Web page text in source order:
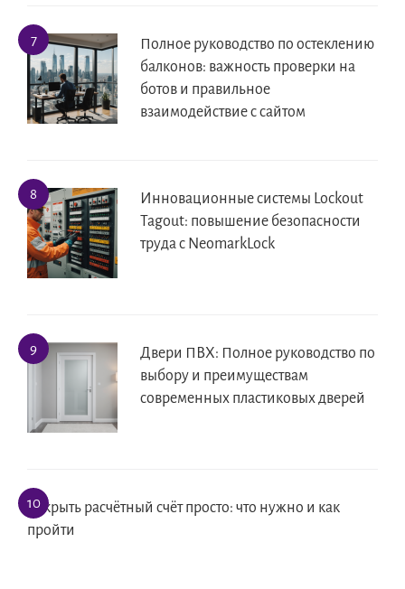
Полное руководство по остеклению
балконов: важность проверки на
ботов и правильное
взаимодействие с сайтом
Инновационные системы Lockout
Tagout: повышение безопасности
труда с NeomarkLock
Двери ПВХ: Полное руководство по
выбору и преимуществам
современных пластиковых дверей
Открыть расчётный счёт просто: что нужно и как
пройти